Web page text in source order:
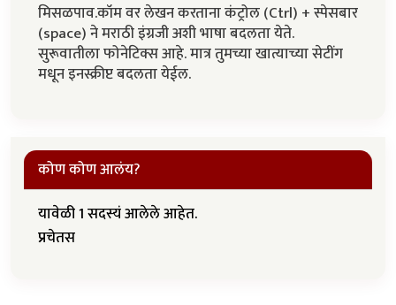
मिसळपाव.कॉम वर लेखन करताना कंट्रोल (Ctrl) + स्पेसबार
(space) ने मराठी इंग्रजी अशी भाषा बदलता येते.
सुरूवातीला फोनेटिक्स आहे. मात्र तुमच्या खात्याच्या सेटींग
मधून इनस्क्रीप्ट बदलता येईल.
कोण कोण आलंय?
यावेळी 1 सदस्यं आलेले आहेत.
प्रचेतस